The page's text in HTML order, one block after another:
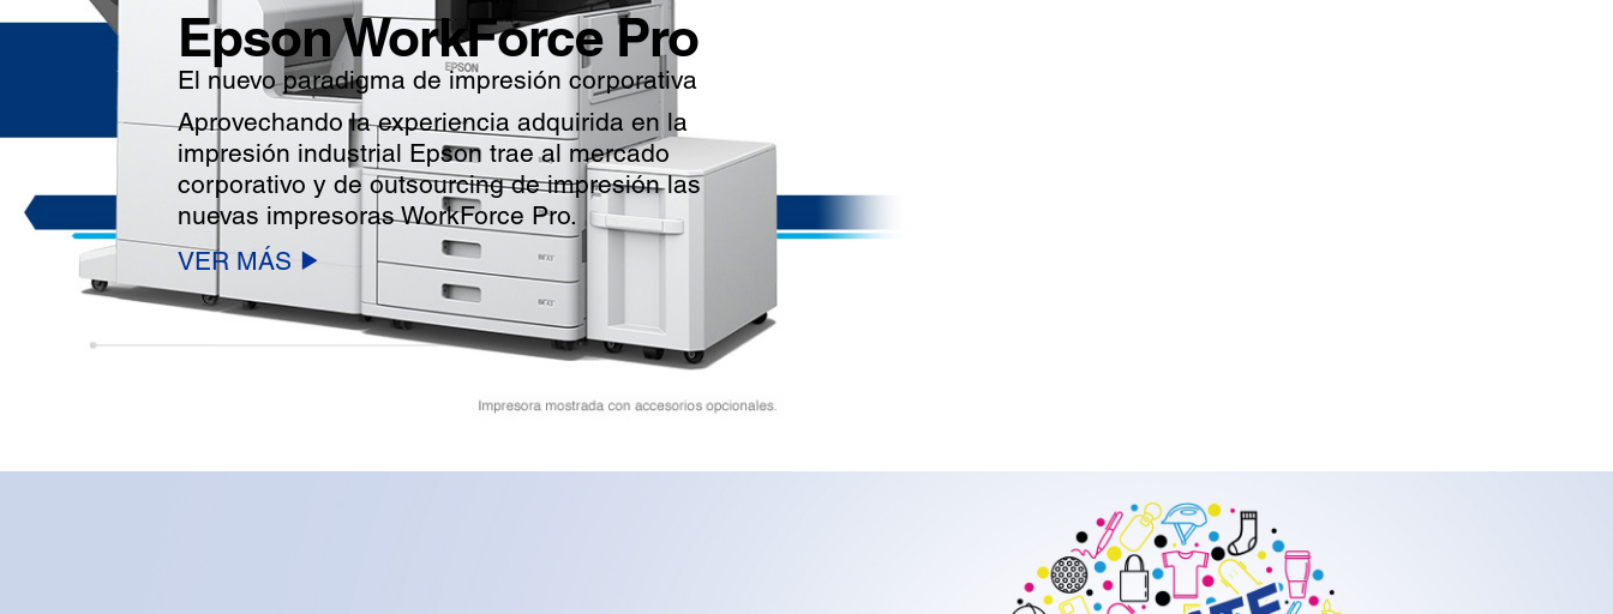
Epson WorkForce Pro
El nuevo paradigma de impresión corporativa
Aprovechando la experiencia adquirida en la
impresión industrial Epson trae al mercado
corporativo y de outsourcing de impresión las
nuevas impresoras WorkForce Pro.
VER MÁS